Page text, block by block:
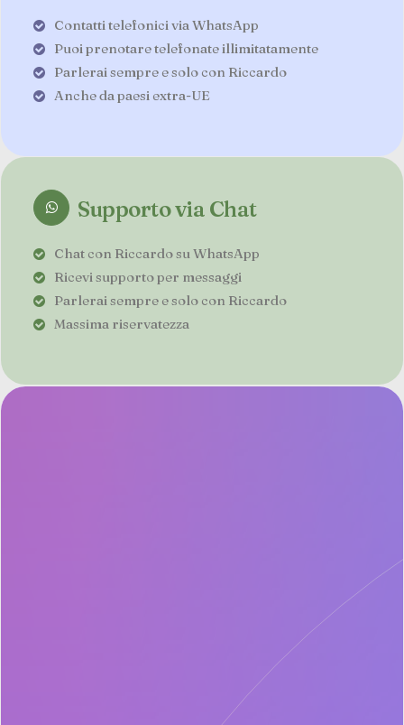
Contatti telefonici via WhatsApp
Puoi prenotare telefonate illimitatamente
Parlerai sempre e solo con Riccardo
Anche da paesi extra-UE
Supporto via Chat
Chat con Riccardo su WhatsApp
Ricevi supporto per messaggi
Parlerai sempre e solo con Riccardo
Massima riservatezza